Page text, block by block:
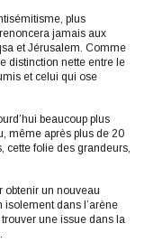
plus
jamais aux
et Jérusalem. Comme
distinction nette entre le
et celui qui ose
beaucoup plus
même après plus de 20
cette folie des grandeurs,
obtenir un nouveau
isolement dans l’arène
une issue dans la